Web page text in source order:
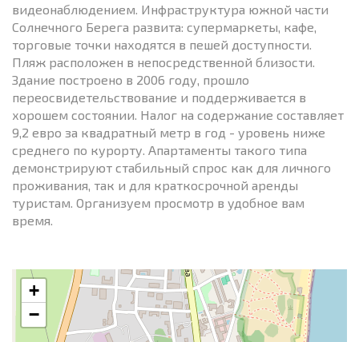
видеонаблюдением. Инфраструктура южной части
Солнечного Берега развита: супермаркеты, кафе,
торговые точки находятся в пешей доступности.
Пляж расположен в непосредственной близости.
Здание построено в 2006 году, прошло
переосвидетельствование и поддерживается в
хорошем состоянии. Налог на содержание составляет
9,2 евро за квадратный метр в год - уровень ниже
среднего по курорту. Апартаменты такого типа
демонстрируют стабильный спрос как для личного
проживания, так и для краткосрочной аренды
туристам. Организуем просмотр в удобное вам
время.
+
−